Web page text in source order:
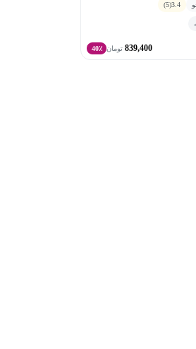
3.4
(5)
839,400 تومان 40٪